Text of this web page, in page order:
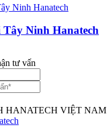
Ninh Hanatech
tư vấn
HANATECH VIỆT NAM